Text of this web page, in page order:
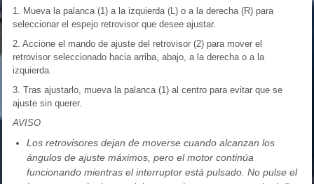
1. Mueva la palanca (1) a la izquierda (L) o a la derecha (R) para
seleccionar el espejo retrovisor que desee ajustar.
2. Accione el mando de ajuste del retrovisor (2) para mover el
retrovisor seleccionado hacia arriba, abajo, a la derecha o a la
izquierda.
3. Tras ajustarlo, mueva la palanca (1) al centro para evitar que se
ajuste sin querer.
AVISO
Los retrovisores dejan de moverse cuando alcanzan los
ángulos de ajuste máximos, pero el motor continúa
funcionando mientras el interruptor está pulsado. No pulse el